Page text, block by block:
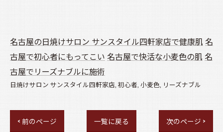
名古屋の日焼けサロン サンスタイル四軒家店で健康肌 名
古屋で初心者にもってこい 名古屋で快活な小麦色の肌 名
古屋でリーズナブルに施術
日焼けサロン サンスタイル四軒家店 初心者 小麦色 リーズナブル
< 前のページ 一覧に戻る 次のページ >